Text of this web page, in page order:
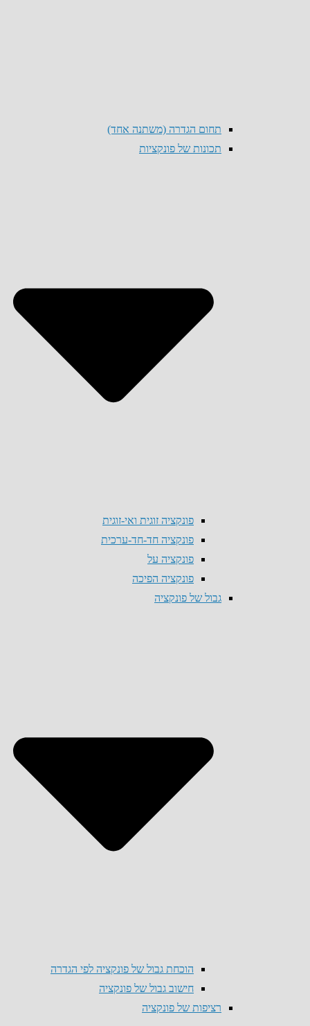
תחום הגדרה (משתנה אחד)
תכונות של פונקציות
פונקציה זוגית ואי-זוגית
פונקציה חד-חד-ערכית
פונקציה על
פונקציה הפיכה
גבול של פונקציה
הוכחת גבול של פונקציה לפי הגדרה
חישוב גבול של פונקציה
רציפות של פונקציה